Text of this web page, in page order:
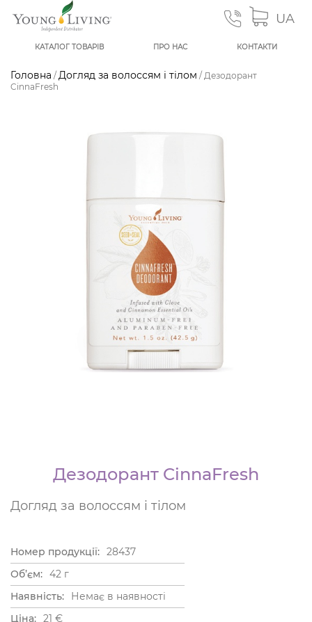
КАТАЛОГ ТОВАРІВ ПРО НАС КОНТАКТИ
UA
Головна / Догляд за волоссям і тілом / Дезодорант
CinnaFresh
Дезодорант CinnaFresh
Догляд за волоссям і тілом
Номер продукції: 28437
Об’єм: 42 г
Наявність:
Немає в наявності
Ціна: 21 €